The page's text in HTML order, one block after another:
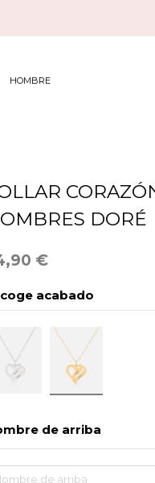
HOMBRE
DORÉ
€
acabado
de arriba